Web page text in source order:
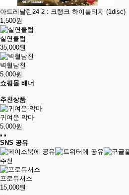
아드레날린24 2 : 크랭크 하이볼티지 (1disc)
1,500원
실연클럽
35,000원
벽혈남천
5,000원
쇼핑몰 배너
추천상품
귀여운 악마
5,000원
SNS 공유
추천
프로듀서스
15,000원